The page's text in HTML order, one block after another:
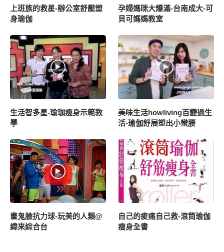
上班族的救星-辦公室舒壓塑
身瑜伽
孕婦媽咪大爆滿-台南成大-可
貝可媽媽教室
生活智多星-瑜珈瘦身示範教
學
美味生活howliving百變過生
活-瑜伽舒展塑出小蠻腰
畫鬼臉抗力球-玩美的人類@
緯來綜合台
自己的痠痛自己救-滾筒瑜伽
瘦身全書